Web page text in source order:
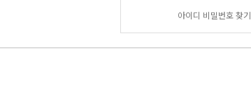
로
그
아이디 비밀번호 찾기